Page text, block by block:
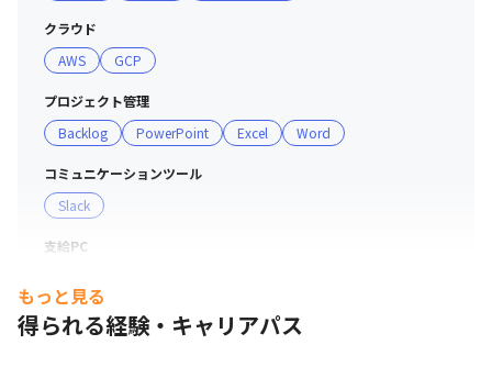
クラウド
AWS
GCP
プロジェクト管理
Backlog
PowerPoint Excel Word
コミュニケーションツール
Slack
支給PC
もっと見る
得られる経験・キャリアパス